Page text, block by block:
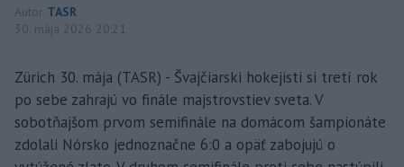
Autor TASR
30. mája 2026 20:21
Zürich 30. mája (TASR) - Švajčiarski hokejisti si tretí rok
po sebe zahrajú vo finále majstrovstiev sveta. V
sobotňajšom prvom semifinále na domácom šampionáte
zdolali Nórsko jednoznačne 6:0 a opäť zabojujú o